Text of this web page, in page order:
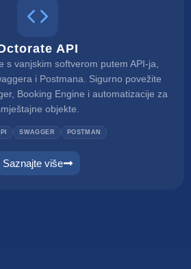
API
s vanjskim softverom putem API-ja,
i Postmana. Sigurno povežite
Booking Engine i automatizacije za
objekte.
SWAGGER POSTMAN
Saznajte više